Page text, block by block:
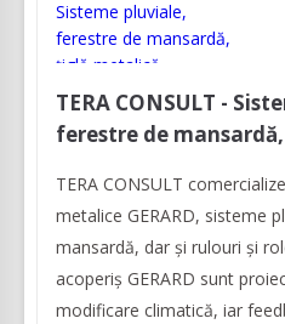
TERA CONSULT -
ferestre de
TERA CONSULT
metalice GERARD, sisteme
mansardă, dar și rulouri și
acoperiș GERARD sunt
modificare climatică, iar